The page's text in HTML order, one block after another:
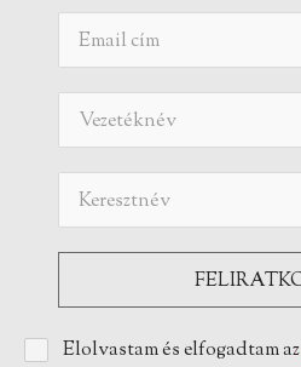
Elolvastam és elfogadtam az